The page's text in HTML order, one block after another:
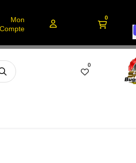
Mon
Compte
0
0